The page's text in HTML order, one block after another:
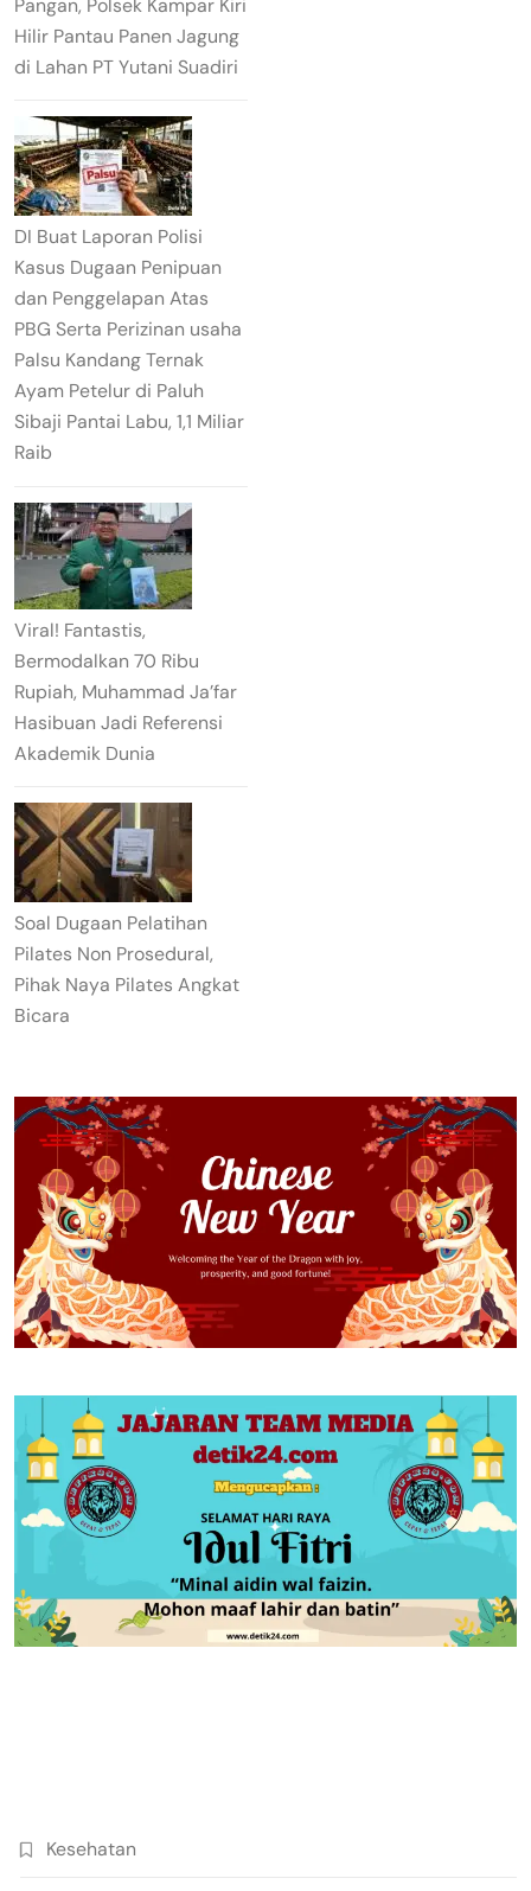
Pangan, Polsek Kampar Kiri
Hilir Pantau Panen Jagung
di Lahan PT Yutani Suadiri
DI Buat Laporan Polisi
Kasus Dugaan Penipuan
dan Penggelapan Atas
PBG Serta Perizinan usaha
Palsu Kandang Ternak
Ayam Petelur di Paluh
Sibaji Pantai Labu, 1,1 Miliar
Raib
Viral! Fantastis,
Bermodalkan 70 Ribu
Rupiah, Muhammad Ja’far
Hasibuan Jadi Referensi
Akademik Dunia
Soal Dugaan Pelatihan
Pilates Non Prosedural,
Pihak Naya Pilates Angkat
Bicara
Kesehatan